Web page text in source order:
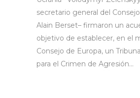
secretario general del
Alain Berset– firmaron un
objetivo de establecer, en el
Consejo de Europa, un
para el Crimen de Agresión...